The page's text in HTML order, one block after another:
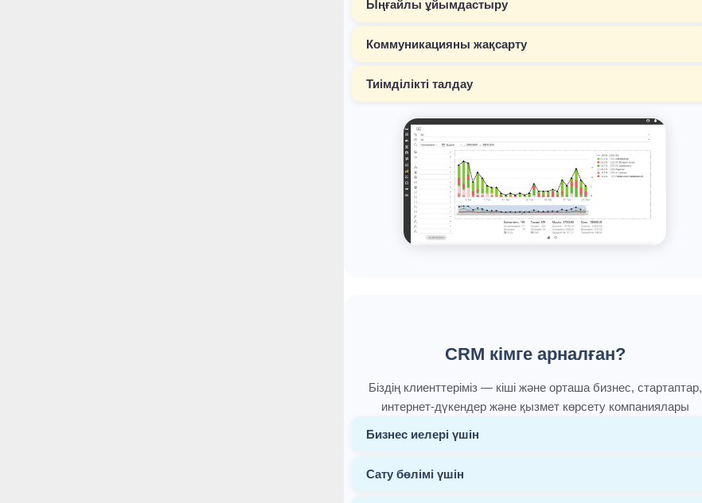
Ыңғайлы ұйымдастыру
Коммуникацияны жақсарту
Тиімділікті талдау
CRM кімге арналған?
Біздің клиенттеріміз — кіші және орташа бизнес, стартаптар,
интернет-дүкендер және қызмет көрсету компаниялары
Бизнес иелері үшін
Сату бөлімі үшін